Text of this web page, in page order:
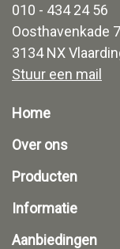
010 - 434 24 56
Oosthavenkade
3134 NX
Stuur een mail
Home
Over ons
Producten
Informatie
Aanbiedingen